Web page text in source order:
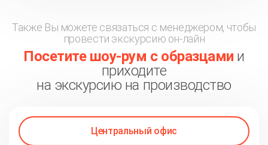
Также Вы можете связаться с менеджером, чтобы
провести экскурсию он-лайн
Посетите шоу-рум с образцами и
приходите
на экскурсию на производство
Центральный офис